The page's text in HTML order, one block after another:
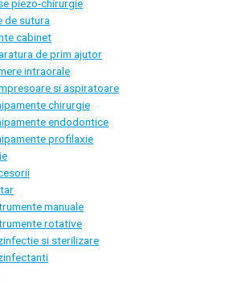
piezo-chirurgie
de sutura
cabinet
de prim ajutor
intraorale
si aspiratoare
chirurgie
endodontice
profilaxie
manuale
rotative
si sterilizare